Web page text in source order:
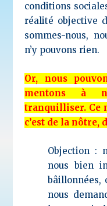
conditions
réalité objective
sommes-nous,
n’y pouvons rien.
Or, nous
mentons à
tranquilliser. Ce
c’est de la nôtre,
Objection :
nous bien
bâillonnées,
nous